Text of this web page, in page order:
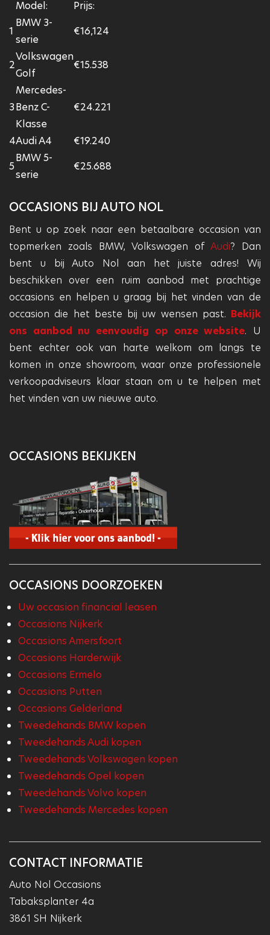
Model:
Prijs:
1
BMW 3-
serie
€16,124
2
Volkswagen
Golf
€15.538
3
Mercedes-
Benz C-
Klasse
€24.221
4Audi A4
€19.240
5
BMW 5-
serie
€25.688
OCCASIONS BIJ AUTO NOL
Bent u op zoek naar een betaalbare occasion van
topmerken zoals BMW, Volkswagen of Audi? Dan
bent u bij Auto Nol aan het juiste adres! Wij
beschikken over een ruim aanbod met prachtige
occasions en helpen u graag bij het vinden van de
occasion die het beste bij uw wensen past. Bekijk
ons aanbod nu eenvoudig op onze website. U
bent echter ook van harte welkom om langs te
komen in onze showroom, waar onze professionele
verkoopadviseurs klaar staan om u te helpen met
het vinden van uw nieuwe auto.
OCCASIONS BEKIJKEN
OCCASIONS DOORZOEKEN
Uw occasion financial leasen
Occasions Nijkerk
Occasions Amersfoort
Occasions Harderwijk
Occasions Ermelo
Occasions Putten
Occasions Gelderland
Tweedehands BMW kopen
Tweedehands Audi kopen
Tweedehands Volkswagen kopen
Tweedehands Opel kopen
Tweedehands Volvo kopen
Tweedehands Mercedes kopen
CONTACT INFORMATIE
Auto Nol Occasions
Tabaksplanter 4a
3861 SH Nijkerk